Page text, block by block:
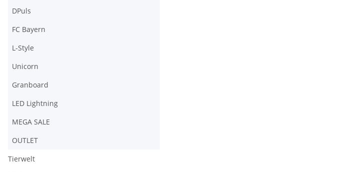
DPuls
FC Bayern
L-Style
Unicorn
Granboard
LED Lightning
MEGA SALE
OUTLET
Tierwelt